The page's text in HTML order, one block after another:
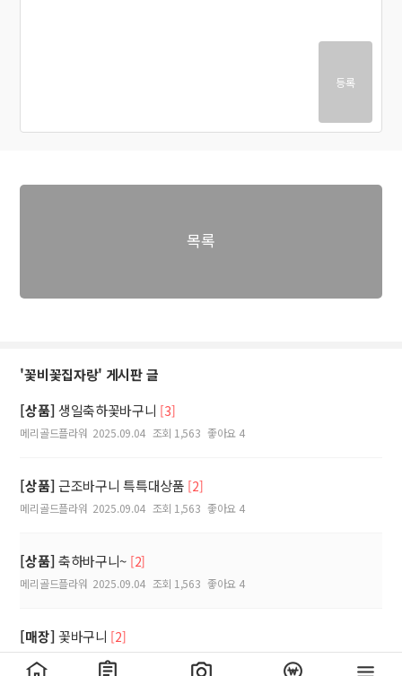
등록
목록
'꽃비꽃집자랑' 게시판 글
[상품]생일축하꽃바구니 [3]
메리골드플라워 2025.09.04 조회 1,563 좋아요 4
[상품]근조바구니 특특대상품 [2]
메리골드플라워 2025.09.04 조회 1,563 좋아요 4
[상품]축하바구니~ [2]
메리골드플라워 2025.09.04 조회 1,563 좋아요 4
[매장]꽃바구니 [2]
메리골드플라워 2025.09.04 조회 1,595